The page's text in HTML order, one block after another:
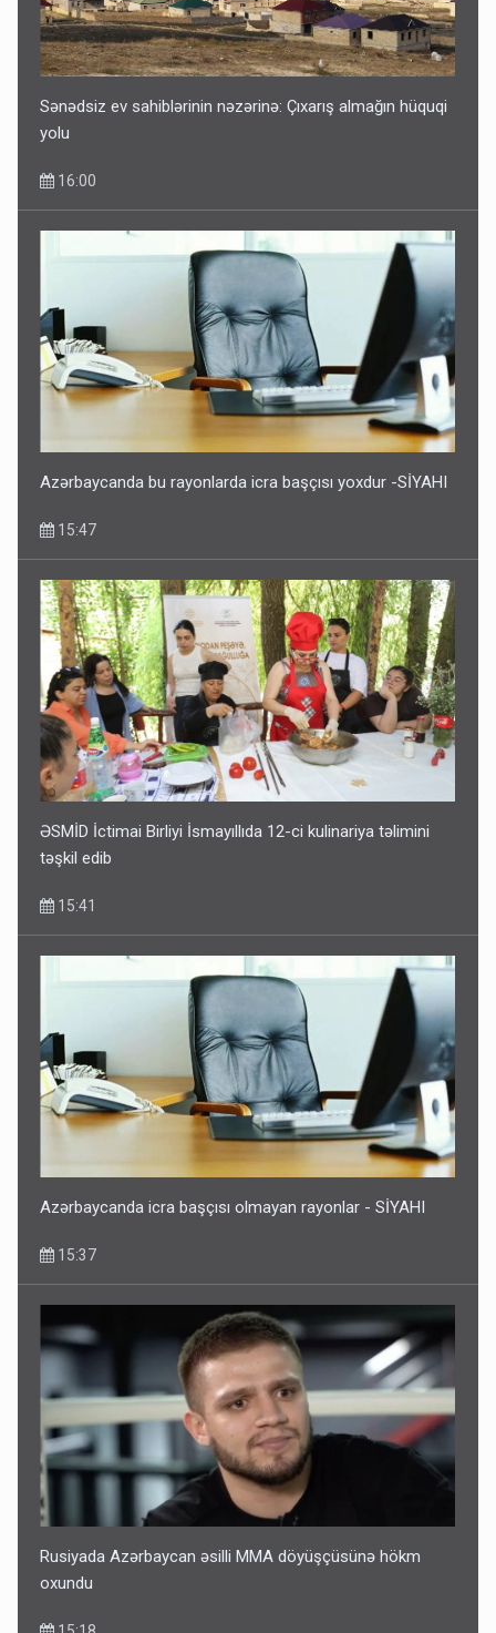
Sənədsiz ev sahiblərinin nəzərinə: Çıxarış almağın hüquqi
yolu
16:00
Azərbaycanda bu rayonlarda icra başçısı yoxdur -SİYAHI
15:47
ƏSMİD İctimai Birliyi İsmayıllıda 12-ci kulinariya təlimini
təşkil edib
15:41
Azərbaycanda icra başçısı olmayan rayonlar - SİYAHI
15:37
Rusiyada Azərbaycan əsilli MMA döyüşçüsünə hökm
oxundu